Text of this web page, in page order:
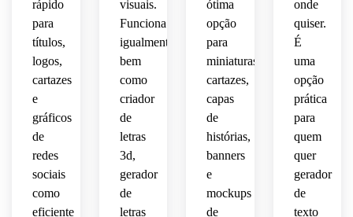
rápido
para
títulos,
logos,
cartazes
e
gráficos
de
redes
sociais
como
eficiente
visuais.
Funciona
igualmente
bem
como
criador
de
letras
3d,
gerador
de
letras
ótima
opção
para
miniaturas,
cartazes,
capas
de
histórias,
banners
e
mockups
de
onde
quiser.
É
uma
opção
prática
para
quem
quer
gerador
de
texto